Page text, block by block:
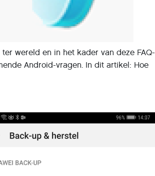
wereld en in het kader van deze FAQ-
Android-vragen. In dit artikel: Hoe